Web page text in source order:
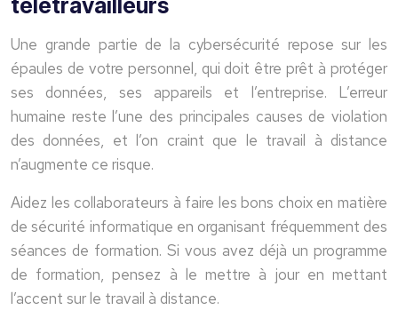
télétravailleurs
Une grande partie de la cybersécurité repose sur les
épaules de votre personnel, qui doit être prêt à protéger
ses données, ses appareils et l’entreprise. L’erreur
humaine reste l’une des principales causes de violation
des données, et l’on craint que le travail à distance
n’augmente ce risque.
Aidez les collaborateurs à faire les bons choix en matière
de sécurité informatique en organisant fréquemment des
séances de formation. Si vous avez déjà un programme
de formation, pensez à le mettre à jour en mettant
l’accent sur le travail à distance.